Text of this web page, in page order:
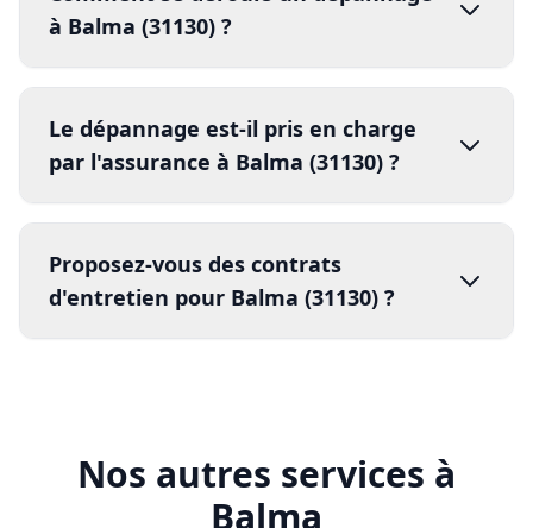
5. compte rendu détaillé
dégâts climatiques
rapport d'intervention
facture détaillée
Proposez-vous des contrats
contrats d'entretien annuels
Nos autres services à
Balma